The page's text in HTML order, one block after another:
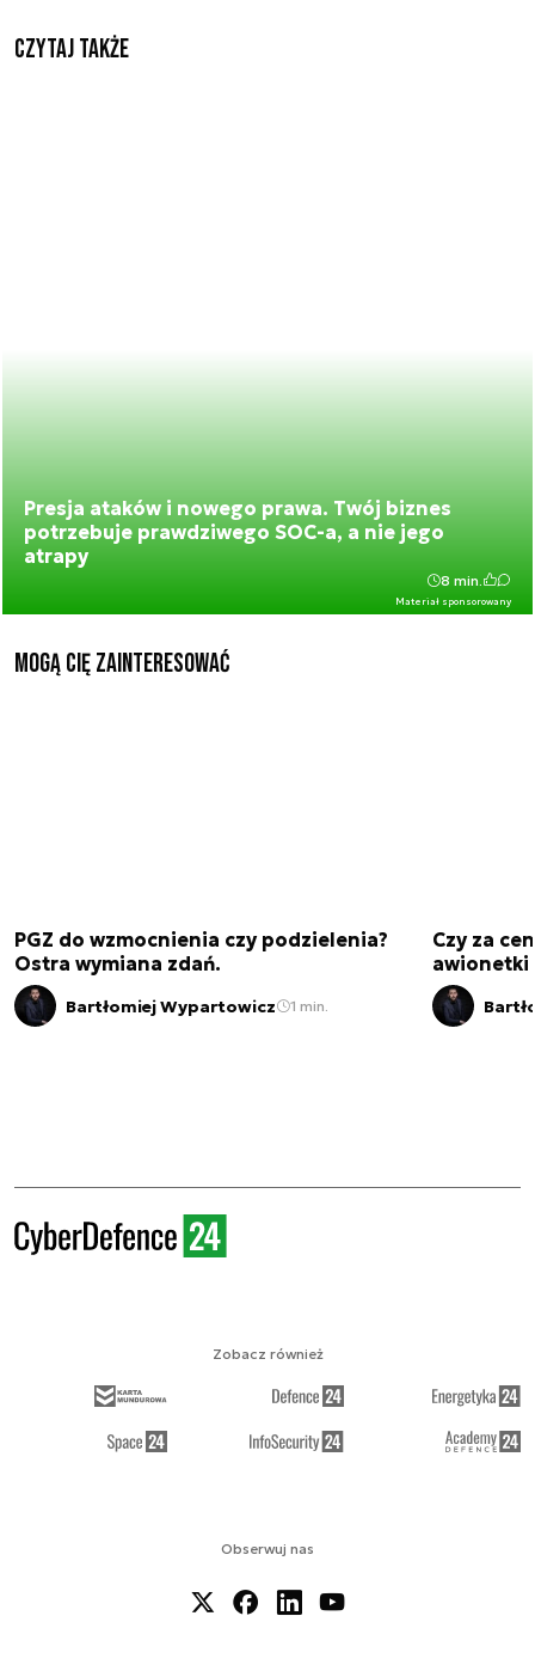
Czytaj także
Presja ataków i nowego prawa. Twój biznes
potrzebuje prawdziwego SOC-a, a nie jego
atrapy
Materiał sponsorowany
8 min.
Mogą Cię zainteresować
PGZ do wzmocnienia czy podzielenia?
Ostra wymiana zdań.
Bartłomiej Wypartowicz 1 min.
Czy za
awionetki
Obserwuj nas
Zobacz również